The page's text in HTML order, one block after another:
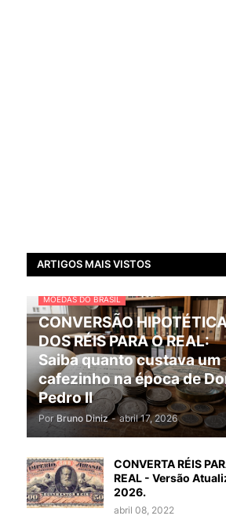
ARTIGOS MAIS VISTOS
MOEDAS DO BRASIL
CONVERSÃO
DOS RÉIS PARA O REAL:
Saiba quanto custava um
cafezinho na época de
Pedro II
Por Bruno Diniz - abril 17, 2026
CONVERTA RÉIS
REAL - Versão
2026.
abril 08, 2022